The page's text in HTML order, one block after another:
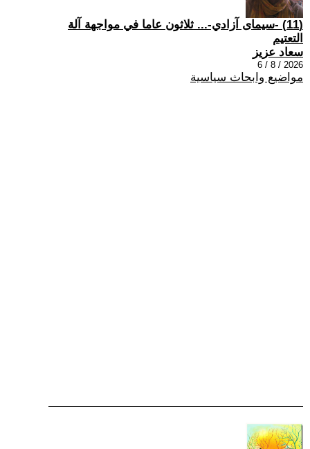
(11) -سيمای آزادي-... ثلاثون عاما في مواجهة آلة
التعتيم
سعاد عزيز
2026 / 8 / 6
مواضيع وابحاث سياسية